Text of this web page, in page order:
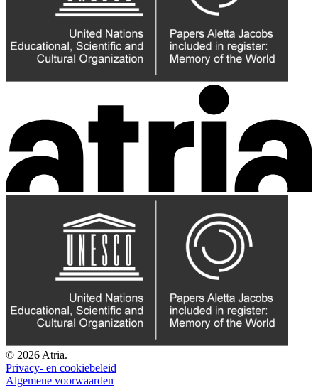
© 2026 Atria.
Privacy- en cookiebeleid
Algemene voorwaarden